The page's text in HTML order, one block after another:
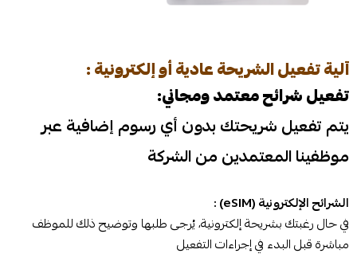
آلية تفعيل الشريحة عادية أو إلكترونية :
تفعيل شرائح معتمد ومجاني:
يتم تفعيل شريحتك بدون أي رسوم إضافية عبر
موظفينا المعتمدين من الشركة
الشرائح الإلكترونية (eSIM) :
في حال رغبتك بشريحة إلكترونية، يُرجى طلبها وتوضيح ذلك للموظف
مباشرة قبل البدء في إجراءات التفعيل